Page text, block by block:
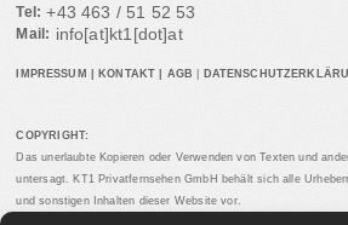
Tel: +43 463 / 51 52 53
Mail: info[at]kt1[dot]at
IMPRESSUM KONTAKT AGB
COPYRIGHT:
Das unerlaubte Kopieren oder Verwenden von Texten und
untersagt. KT1 Privatfernsehen GmbH behält sich alle
und sonstigen Inhalten dieser Website vor.